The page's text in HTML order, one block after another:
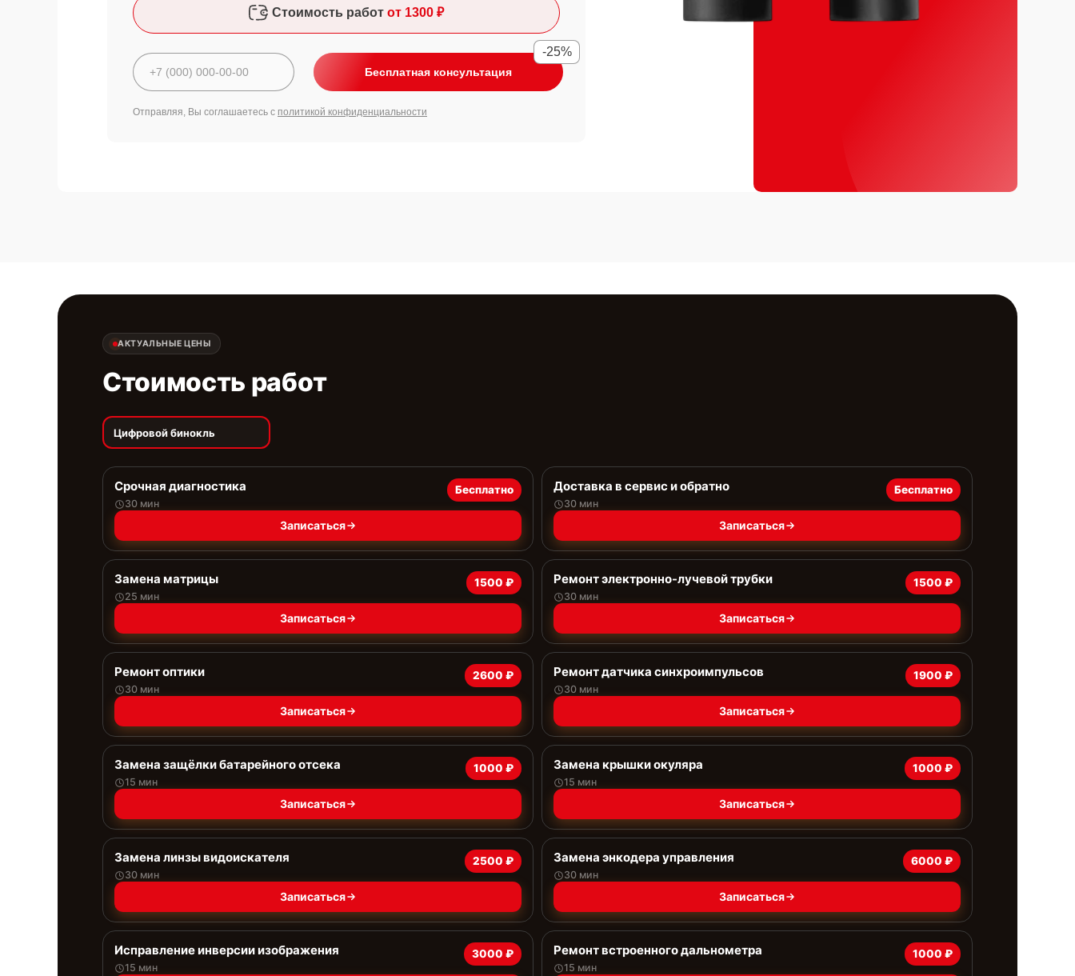
Стоимость работ от 1300 ₽
Бесплатная консультация
-25%
Отправляя, Вы соглашаетесь с политикой конфиденциальности
АКТУАЛЬНЫЕ ЦЕНЫ
Стоимость работ
Цифровой бинокль
Срочная диагностика
30 мин
Бесплатно
Записаться
Доставка в сервис и обратно
30 мин
Бесплатно
Записаться
Замена матрицы
25 мин
1500 ₽
Записаться
Ремонт электронно-лучевой трубки
30 мин
1500 ₽
Записаться
Ремонт оптики
30 мин
2600 ₽
Записаться
Ремонт датчика синхроимпульсов
30 мин
1900 ₽
Записаться
Замена защёлки батарейного отсека
15 мин
1000 ₽
Записаться
Замена крышки окуляра
15 мин
1000 ₽
Записаться
Замена линзы видоискателя
30 мин
2500 ₽
Записаться
Замена энкодера управления
30 мин
6000 ₽
Записаться
Исправление инверсии изображения
15 мин
3000 ₽ Ремонт встроенного дальнометра
15 мин
1000 ₽